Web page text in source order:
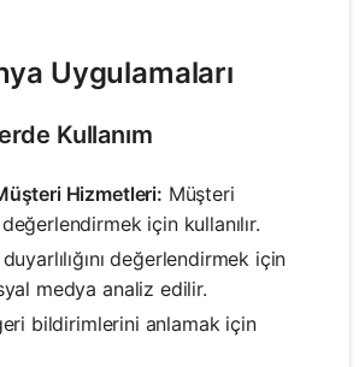
Uygulamaları
Kullanım
Hizmetleri: Müşteri
için kullanılır.
değerlendirmek için
medya analiz edilir.
bildirimlerini anlamak için